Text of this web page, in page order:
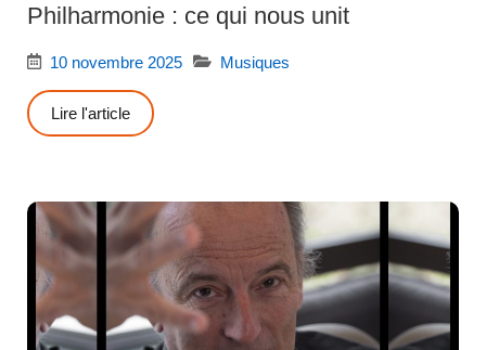
Philharmonie : ce qui nous unit
10 novembre 2025 Musiques
Lire l'article